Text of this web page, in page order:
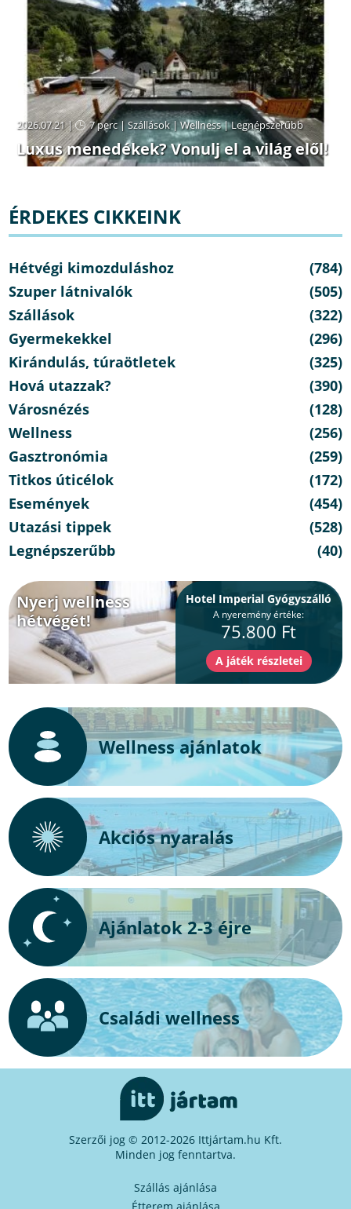
2026.07.21 | 7 perc|Szállások|Wellness|Legnépszerűbb
Luxus menedékek? Vonulj el a világ elől!
ÉRDEKES CIKKEINK
Hétvégi kimozduláshoz
(784)
Szuper látnivalók
(505)
Szállások
(322)
Gyermekekkel
(296)
Kirándulás, túraötletek
(325)
Hová utazzak?
(390)
Városnézés
(128)
Wellness
(256)
Gasztronómia
(259)
Titkos úticélok
(172)
Események
(454)
Utazási tippek
(528)
Legnépszerűbb
(40)
Nyerj wellness
hétvégét!
Hotel Imperial Gyógyszálló
A nyeremény értéke:
75.800 Ft
Wellness ajánlatok
Akciós nyaralás
Ajánlatok 2-3 éjre
Családi wellness
Szerzői jog © 2012-2026 Ittjártam.hu Kft.
Minden jog fenntartva.
Szállás ajánlása